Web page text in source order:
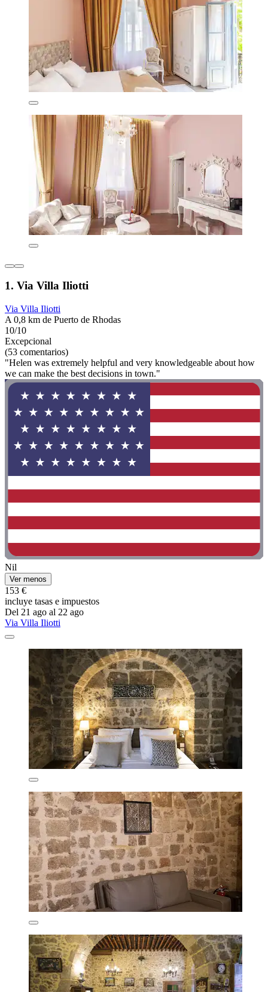
1. Via Villa Iliotti
Via Villa Iliotti
A 0,8 km de Puerto de Rhodas
10/10
Excepcional
(53 comentarios)
"Helen was extremely helpful and very knowledgeable about how
we can make the best decisions in town."
Nil
Ver menos
153 €
incluye tasas e impuestos
Del 21 ago al 22 ago
Via Villa Iliotti